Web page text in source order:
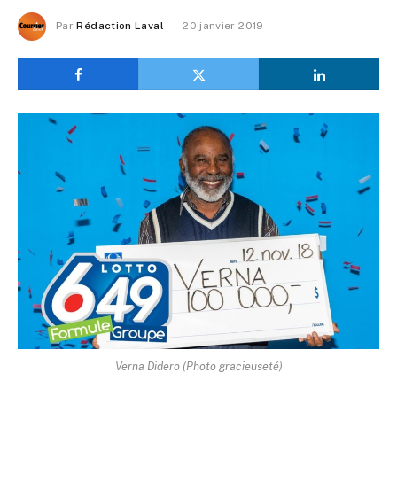
Par Rédaction Laval 20 janvier 2019
Verna Didero (Photo gracieuseté)